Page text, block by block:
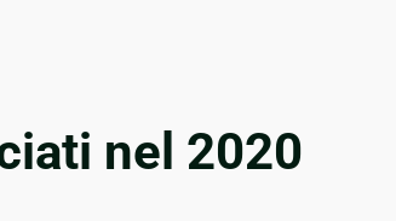
nel 2020